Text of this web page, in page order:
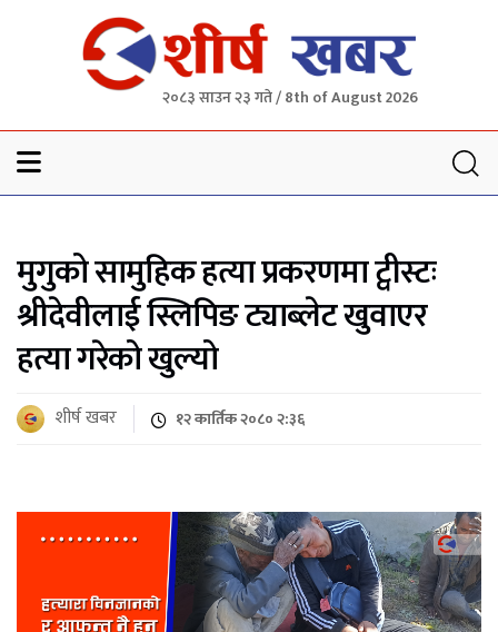
२०८३ साउन २३ गते / 8th of August 2026
मुगुको सामुहिक हत्या प्रकरणमा ट्वीस्टः
श्रीदेवीलाई स्लिपिङ ट्याब्लेट खुवाएर
हत्या गरेको खुल्यो
शीर्ष खबर १२ कार्तिक २०८० २:३६